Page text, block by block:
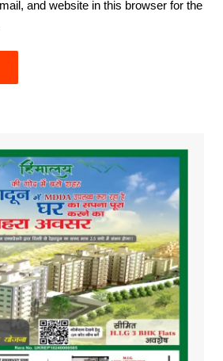
and website in this browser for the